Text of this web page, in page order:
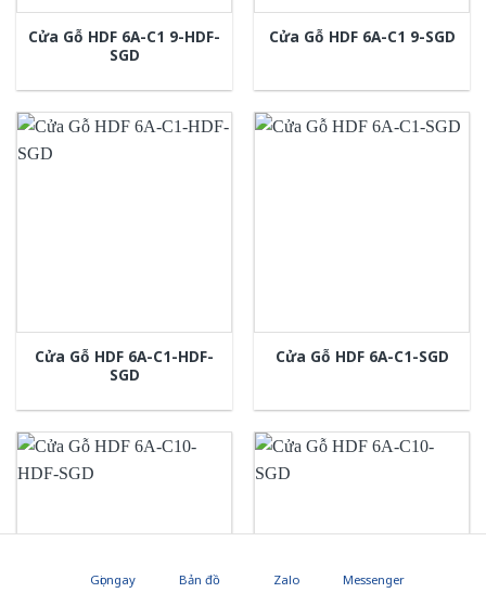
Cửa Gỗ HDF 6A-C1 9-HDF-
SGD
Cửa Gỗ HDF 6A-C1 9-SGD
Cửa Gỗ HDF 6A-C1-HDF-
SGD
Cửa Gỗ HDF 6A-C1-SGD
Gọi ngay Bản đồ Zalo Messenger